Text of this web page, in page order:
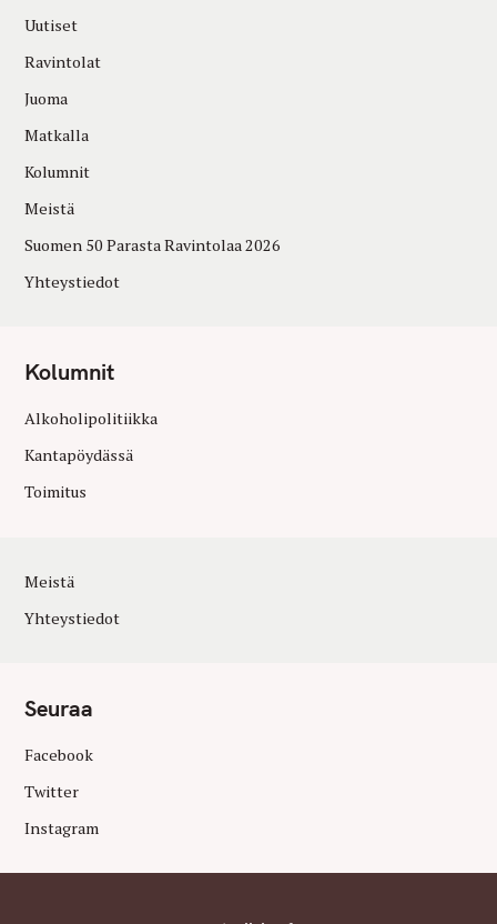
Uutiset
Ravintolat
Juoma
Matkalla
Kolumnit
Meistä
Suomen 50 Parasta Ravintolaa 2026
Yhteystiedot
Kolumnit
Alkoholipolitiikka
Kantapöydässä
Toimitus
Meistä
Yhteystiedot
Seuraa
Facebook
Twitter
Instagram